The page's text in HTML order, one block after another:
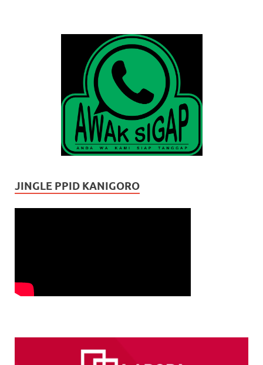
JINGLE PPID KANIGORO